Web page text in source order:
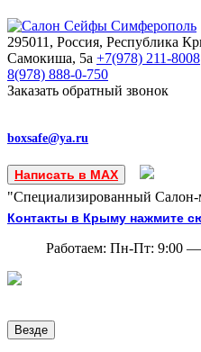
295011, Россия, Республика
Самокиша, 5а +7(978) 211-8008
8(978) 888-0-750
Заказать обратный звонок
boxsafe@ya.ru
Написать в MAX
"Специализированный
Контакты в Крыму нажмите
Работаем: Пн-Пт: 9:00 —
Везде